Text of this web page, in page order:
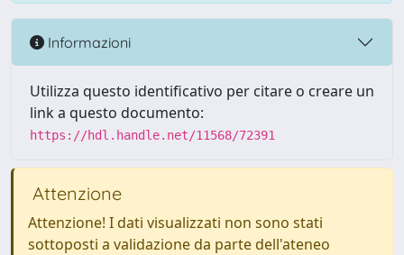
Informazioni
Utilizza questo identificativo per citare o creare un
link a questo documento:
https://hdl.handle.net/11568/72391
Attenzione
Attenzione! I dati visualizzati non sono stati
sottoposti a validazione da parte dell'ateneo